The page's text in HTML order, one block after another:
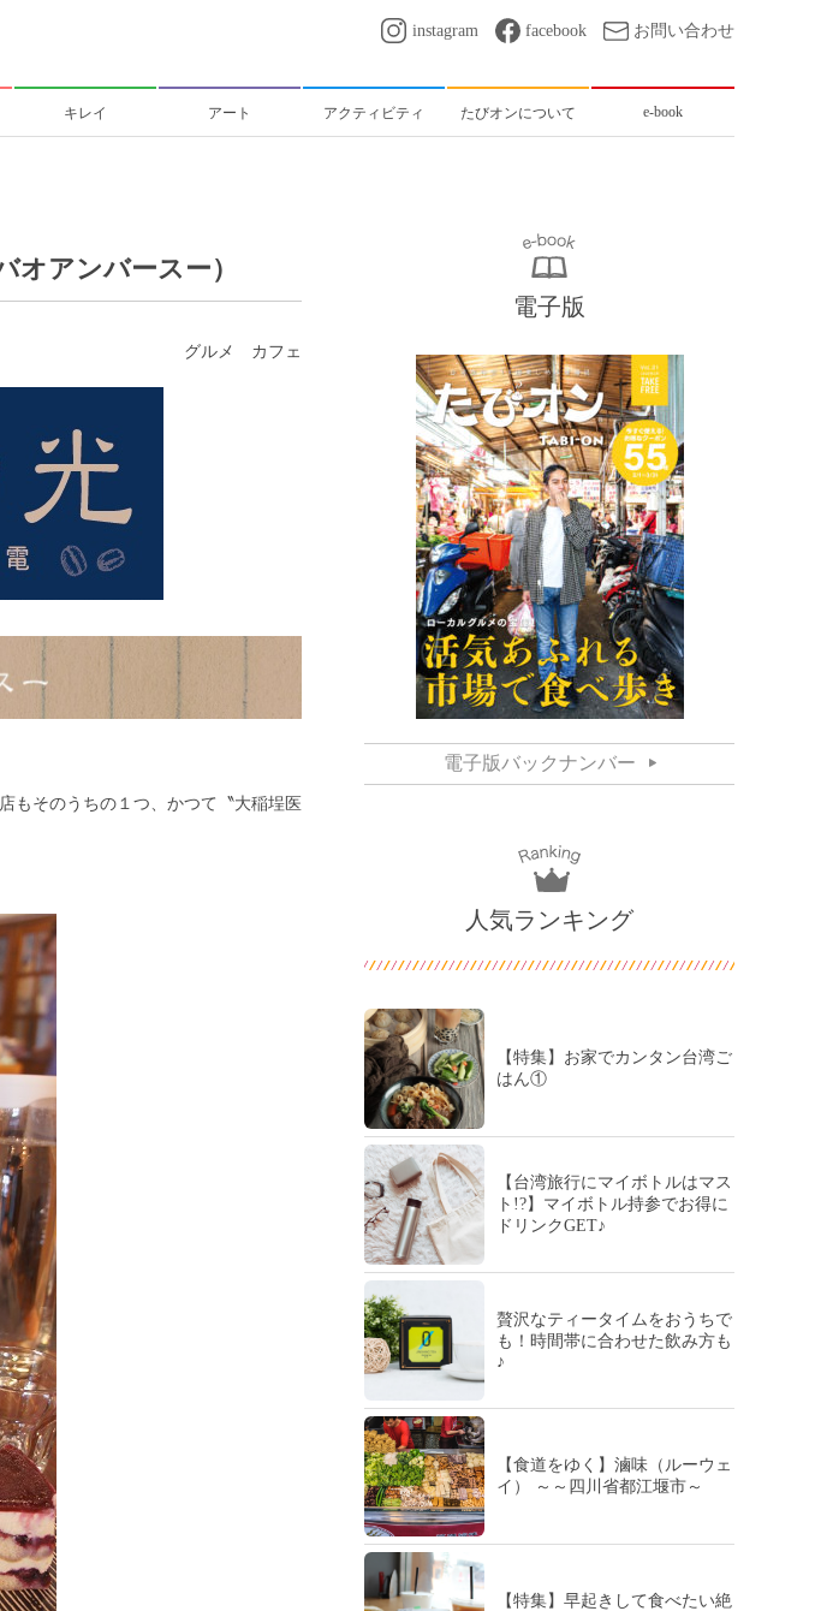
instagram facebook お問い合わせ
キレイ アート アクティビティ たびオンについて e-book
オアンバースー）
グルメ カフェ
もそのうちの１つ、かつて〝大稲埕医
電子版
電子版バックナンバー
人気ランキング
【特集】お家でカンタン台湾ご
はん①
【台湾旅行にマイボトルはマス
ト!?】マイボトル持参でお得に
ドリンクGET♪
贅沢なティータイムをおうちで
も！時間帯に合わせた飲み方も
♪
【食道をゆく】滷味（ルーウェ
イ） ～～四川省都江堰市～
【特集】早起きして食べたい絶